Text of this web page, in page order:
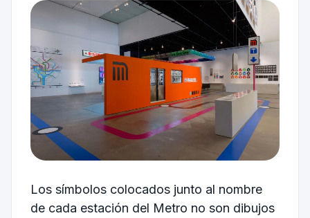
Los símbolos colocados junto al nombre
de cada estación del Metro no son dibujos